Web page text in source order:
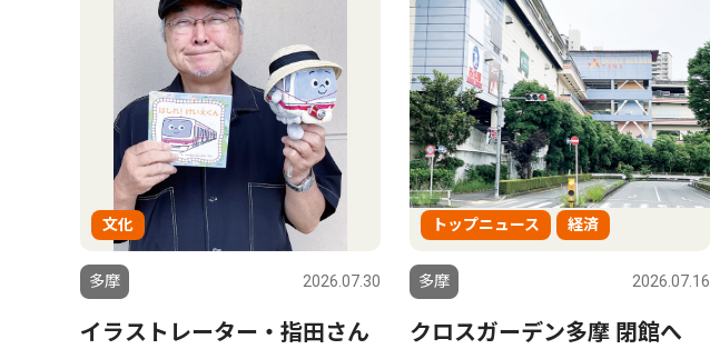
文化
多摩 2026.07.30
イラストレーター・指田さん
トップニュース 経済
多摩 2026.07.16
クロスガーデン多摩 閉館へ